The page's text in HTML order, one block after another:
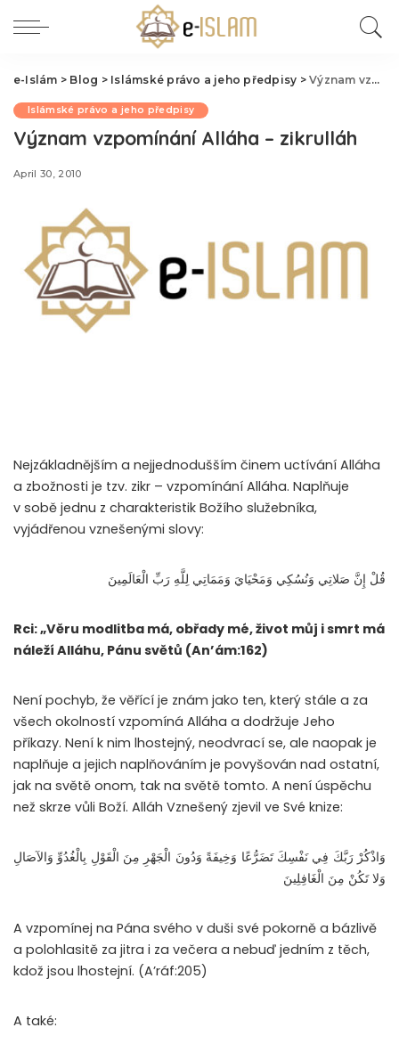
e-Islám > Blog > Islámské právo a jeho předpisy >Význam vzpomínání Alláha – zikrulláh
Islámské právo a jeho předpisy
Význam vzpomínání Alláha – zikrulláh
April 30, 2010
Nejzákladnějším a nejjednodušším činem uctívání Alláha
a zbožnosti je tzv. zikr – vzpomínání Alláha. Naplňuje
v sobě jednu z charakteristik Božího služebníka,
vyjádřenou vznešenými slovy:
قُلْ إِنَّ صَلاتِي وَنُسُكِي وَمَحْيَايَ وَمَمَاتِي لِلَّهِ رَبِّ الْعَالَمِينَ
Rci: „Věru modlitba má, obřady mé, život můj i smrt má
náleží Alláhu, Pánu světů (An’ám:162)
Není pochyb, že věřící je znám jako ten, který stále a za
všech okolností vzpomíná Alláha a dodržuje Jeho
příkazy. Není k nim lhostejný, neodvrací se, ale naopak je
naplňuje a jejich naplňováním je povyšován nad ostatní,
jak na světě onom, tak na světě tomto. A není úspěchu
než skrze vůli Boží. Alláh Vznešený zjevil ve Své knize:
وَاذْكُرْ رَبَّكَ فِي نَفْسِكَ تَضَرُّعًا وَخِيفَةً وَدُونَ الْجَهْرِ مِنَ الْقَوْلِ بِالْغُدُوِّ وَالآصَالِ
وَلا تَكُنْ مِنَ الْغَافِلِينَ
A vzpomínej na Pána svého v duši své pokorně a bázlivě
a polohlasitě za jitra i za večera a nebuď jedním z těch,
kdož jsou lhostejní. (A’ráf:205)
A také: